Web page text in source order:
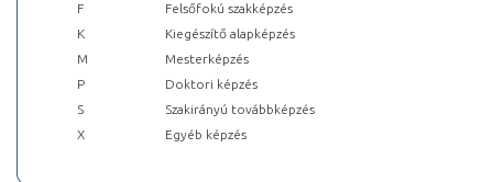
F
Felsőfokú szakképzés
K
Kiegészítő alapképzés
M
Mesterképzés
P
Doktori képzés
S
Szakirányú továbbképzés
X
Egyéb képzés